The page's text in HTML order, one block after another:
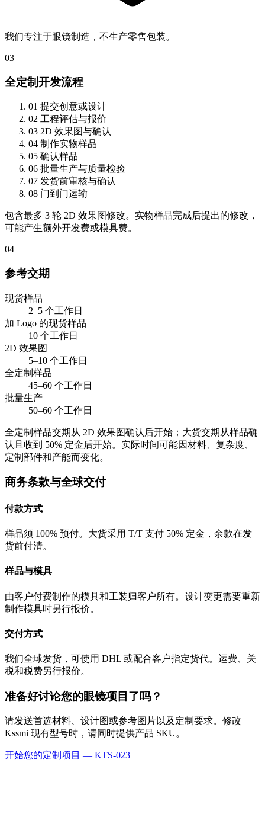
我们专注于眼镜制造，不生产零售包装。
03
全定制开发流程
01 提交创意或设计
02 工程评估与报价
03 2D 效果图与确认
04 制作实物样品
05 确认样品
06 批量生产与质量检验
07 发货前审核与确认
08 门到门运输
包含最多 3 轮 2D 效果图修改。实物样品完成后提出的修改，
可能产生额外开发费或模具费。
04
参考交期
现货样品
2–5 个工作日
加 Logo 的现货样品
10 个工作日
2D 效果图
5–10 个工作日
全定制样品
45–60 个工作日
批量生产
50–60 个工作日
全定制样品交期从 2D 效果图确认后开始；大货交期从样品确
认且收到 50% 定金后开始。实际时间可能因材料、复杂度、
定制部件和产能而变化。
商务条款与全球交付
付款方式
样品须 100% 预付。大货采用 T/T 支付 50% 定金，余款在发
货前付清。
样品与模具
由客户付费制作的模具和工装归客户所有。设计变更需要重新
制作模具时另行报价。
交付方式
我们全球发货，可使用 DHL 或配合客户指定货代。运费、关
税和税费另行报价。
准备好讨论您的眼镜项目了吗？
请发送首选材料、设计图或参考图片以及定制要求。修改
Kssmi 现有型号时，请同时提供产品 SKU。
开始您的定制项目 — KTS-023